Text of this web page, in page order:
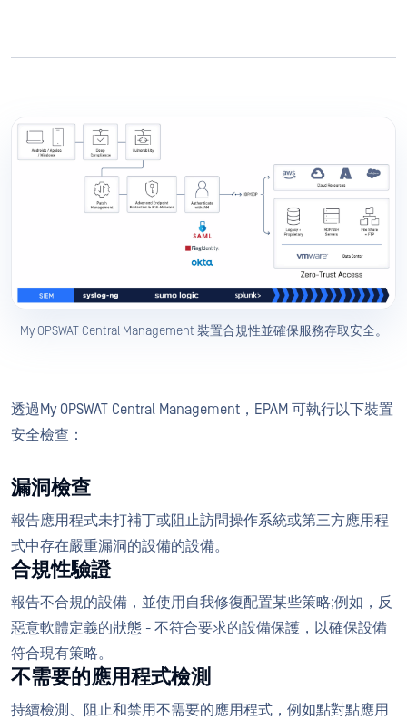
My OPSWAT Central Management 裝置合規性並確保服務存取安全。
透過My OPSWAT Central Management，EPAM 可執行以下裝置
安全檢查：
漏洞檢查
報告應用程式未打補丁或阻止訪問操作系統或第三方應用程
式中存在嚴重漏洞的設備的設備。
合規性驗證
報告不合規的設備，並使用自我修復配置某些策略;例如，反
惡意軟體定義的狀態 - 不符合要求的設備保護，以確保設備
符合現有策略。
不需要的應用程式檢測
持續檢測、阻止和禁用不需要的應用程式，例如點對點應用